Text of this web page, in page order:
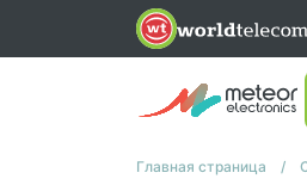
Главная страница /